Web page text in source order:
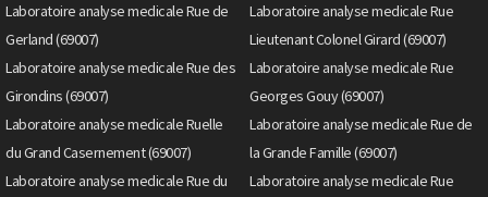
Laboratoire analyse medicale Rue de
Gerland (69007)
Laboratoire analyse medicale Rue
Lieutenant Colonel Girard (69007)
Laboratoire analyse medicale Rue des
Girondins (69007)
Laboratoire analyse medicale Rue
Georges Gouy (69007)
Laboratoire analyse medicale Ruelle
du Grand Casernement (69007)
Laboratoire analyse medicale Rue de
la Grande Famille (69007)
Laboratoire analyse medicale Rue du
Laboratoire analyse medicale Rue